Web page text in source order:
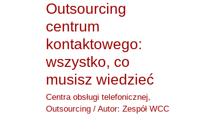
Outsourcing
centrum
kontaktowego:
wszystko, co
musisz wiedzieć
Centra obsługi telefonicznej,
Outsourcing / Autor:Zespół WCC
wiedzieć